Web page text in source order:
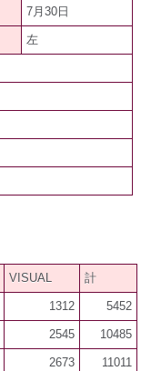
7月30日
左
VISUAL 計
1312 5452
2545 10485
2673 11011